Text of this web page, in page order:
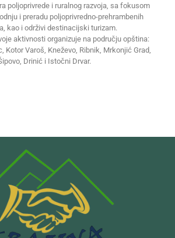
poljoprivrede i ruralnog razvoja, sa fokusom
i preradu poljoprivredno-prehrambenih
kao i održivi destinacijski turizam.
aktivnosti organizuje na području opština:
Kotor Varoš, Kneževo, Ribnik, Mrkonjić Grad,
Drinić i Istočni Drvar.